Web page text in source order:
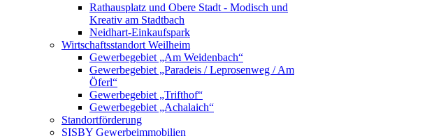
Rathausplatz und Obere Stadt - Modisch und
Kreativ am Stadtbach
Neidhart-Einkaufspark
Wirtschaftsstandort Weilheim
Gewerbegebiet „Am Weidenbach“
Gewerbegebiet „Paradeis / Leprosenweg / Am
Öferl“
Gewerbegebiet „Trifthof“
Gewerbegebiet „Achalaich“
Standortförderung
SISBY Gewerbeimmobilien